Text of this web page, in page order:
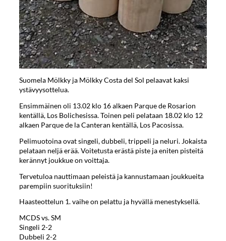
Suomela Mölkky ja Mölkky Costa del Sol pelaavat kaksi
ystävyysottelua.
Ensimmäinen oli 13.02 klo 16 alkaen Parque de Rosarion
kentällä, Los Bolichesissa. Toinen peli pelataan 18.02 klo 12
alkaen Parque de la Canteran kentällä, Los Pacosissa.
Pelimuotoina ovat singeli, dubbeli, trippeli ja neluri. Jokaista
pelataan neljä erää. Voitetusta erästä piste ja eniten pisteitä
kerännyt joukkue on voittaja.
Tervetuloa nauttimaan peleistä ja kannustamaan joukkueita
parempiin suorituksiin!
Haasteottelun 1. vaihe on pelattu ja hyvällä menestyksellä.
MCDS vs. SM
Singeli 2-2
Dubbeli 2-2